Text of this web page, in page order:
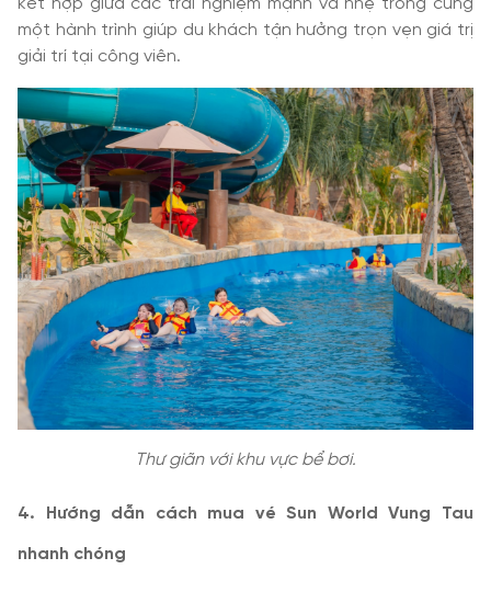
kết hợp giữa các trải nghiệm mạnh và nhẹ trong cùng
một hành trình giúp du khách tận hưởng trọn vẹn giá trị
giải trí tại công viên.
Thư giãn với khu vực bể bơi.
4. Hướng dẫn cách mua vé Sun World Vung Tau
nhanh chóng